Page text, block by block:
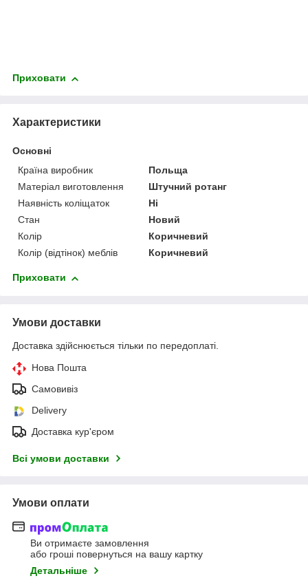
Приховати
Характеристики
Основні
Країна виробник
Польща
Матеріал виготовлення
Штучний ротанг
Наявність коліщаток
Ні
Стан
Новий
Колір
Коричневий
Колір (відтінок) меблів
Коричневий
Приховати
Умови доставки
Доставка здійснюється тільки по передоплаті.
Нова Пошта
Самовивіз
Delivery
Доставка кур'єром
Всі умови доставки
Умови оплати
Ви отримаєте замовлення
або гроші повернуться на вашу картку
Детальніше